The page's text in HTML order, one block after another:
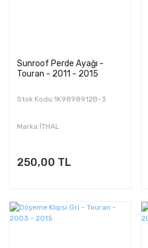
Sunroof Perde Ayağı -
Touran - 2011 - 2015
Stok Kodu:1K9898912B-3
Marka:İTHAL
250,00 TL